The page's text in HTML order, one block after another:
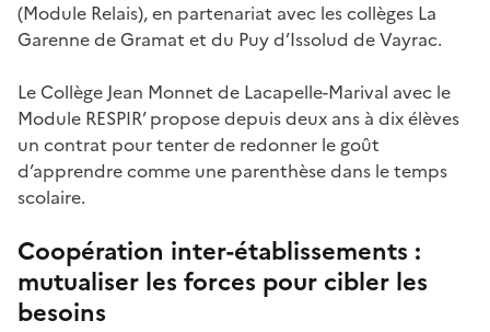
(Module Relais), en partenariat avec les collèges La
Garenne de Gramat et du Puy d’Issolud de Vayrac.
Le Collège Jean Monnet de Lacapelle-Marival avec le
Module RESPIR’ propose depuis deux ans à dix élèves
un contrat pour tenter de redonner le goût
d’apprendre comme une parenthèse dans le temps
scolaire.
Coopération inter-établissements :
mutualiser les forces pour cibler les
besoins